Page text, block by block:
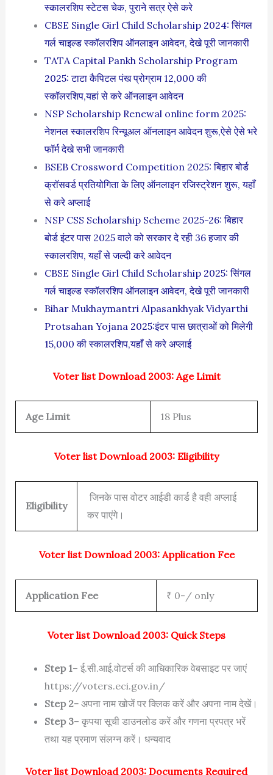
स्कालरशिप स्टेटस चेक, पुराने सत्र ऐसे करे
CBSE Single Girl Child Scholarship 2024: सिंगल
गर्ल चाइल्ड स्कॉलरशिप ऑनलाइन आवेदन, देखे पूरी जानकारी
TATA Capital Pankh Scholarship Program
2025: टाटा कैपिटल पंख प्रोग्राम 12,000 की
स्कॉलरशिप,यहां से करे ऑनलाइन आवेदन
NSP Scholarship Renewal online form 2025:
नेशनल स्कालरशिप रिन्यूअल ऑनलाइन आवेदन शुरू,ऐसे ऐसे भरे
फॉर्म देखे सभी जानकारी
BSEB Crossword Competition 2025: बिहार बोर्ड
क्रॉसवर्ड प्रतियोगिता के लिए ऑनलाइन रजिस्ट्रेशन शुरू, यहाँ
से करे अप्लाई
NSP CSS Scholarship Scheme 2025-26: बिहार
बोर्ड इंटर पास 2025 वाले को सरकार दे रही 36 हजार की
स्कालरशिप, यहाँ से जल्दी करे आवेदन
CBSE Single Girl Child Scholarship 2025: सिंगल
गर्ल चाइल्ड स्कॉलरशिप ऑनलाइन आवेदन, देखे पूरी जानकारी
Bihar Mukhaymantri Alpasankhyak Vidyarthi
Protsahan Yojana 2025:इंटर पास छात्राओं को मिलेगी
15,000 की स्कालरशिप,यहाँ से करे अप्लाई
Voter list Download 2003: Age Limit
Age Limit 18 Plus
Voter list Download 2003: Eligibility
Eligibility
जिनके पास वोटर आईडी कार्ड है वही अप्लाई
कर पाएंगे।
Voter list Download 2003: Application Fee
Application Fee ₹ 0-/ only
Voter list Download 2003: Quick Steps
Step 1– ई.सी.आई.वोटर्स की आधिकारिक वेबसाइट पर जाएं
https://voters.eci.gov.in/
Step 2-अपना नाम खोजें पर क्लिक करें और अपना नाम देखें।
Step 3– कृपया सूची डाउनलोड करें और गणना प्रपत्र भरें
तथा यह प्रमाण संलग्न करें। धन्यवाद
Voter list Download 2003: Documents Required